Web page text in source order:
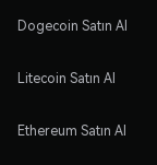
Dogecoin Satın Al
Litecoin Satın Al
Ethereum Satın Al